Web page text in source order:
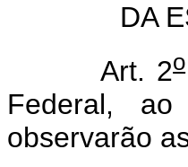
DA
Art. 2o
Federal,
observarão